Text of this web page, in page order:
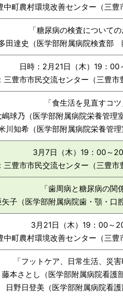
中町農村環境改善センター（三
「糖尿病の検査について
田達史（医学部附属病院検査部
日時：2月21日（木）19：
三豊市市民交流センター（三豊市
「食生活を見直すコ
嶋球乃（医学部附属病院栄養管
川知希（医学部附属病院栄養管
3月7日（木）19：00～
三豊市市民交流センター（三豊市
「歯周病と糖尿病の関
矢子（医学部附属病院歯・顎・
3月21日（木）19：00～
中町農村環境改善センター（三
「フットケア、日常生活、災
藤本さとし（医学部附属病院看
日野日登美（医学部附属病院看